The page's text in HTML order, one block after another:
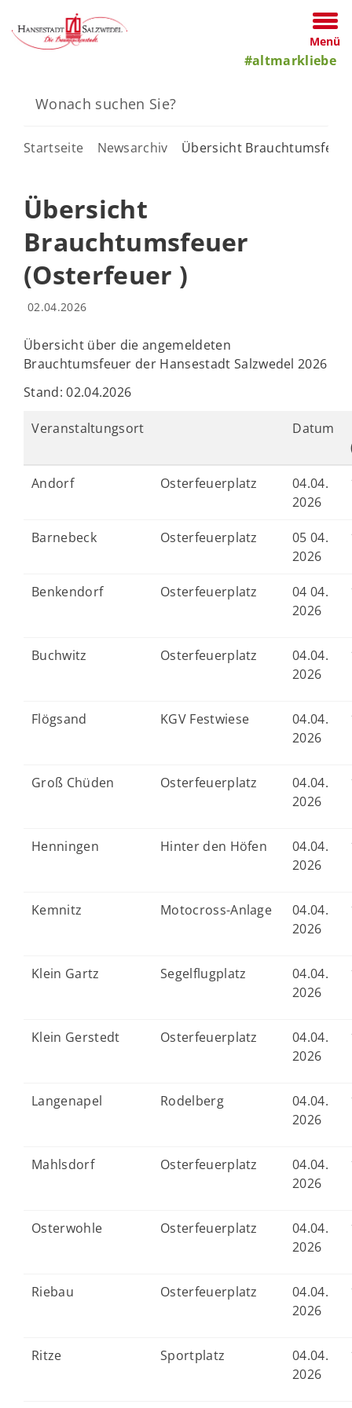
Menü
#altmarkliebe
Startseite Newsarchiv Übersicht
Übersicht
Brauchtumsfeuer
(Osterfeuer )
02.04.2026
Übersicht über die angemeldeten
Brauchtumsfeuer der Hansestadt Salzwedel 2026
Stand: 02.04.2026
Veranstaltungsort
Datum
Andorf Osterfeuerplatz
04.04.
2026
Barnebeck Osterfeuerplatz
05 04.
2026
Benkendorf Osterfeuerplatz
04 04.
2026
Buchwitz Osterfeuerplatz
04.04.
2026
Flögsand KGV Festwiese
04.04.
2026
Groß Chüden Osterfeuerplatz
04.04.
2026
Henningen Hinter den Höfen
04.04.
2026
Kemnitz Motocross-Anlage
04.04.
2026
Klein Gartz Segelflugplatz
04.04.
2026
Klein Gerstedt Osterfeuerplatz
04.04.
2026
Langenapel Rodelberg
04.04.
2026
Mahlsdorf Osterfeuerplatz
04.04.
2026
Osterwohle Osterfeuerplatz
04.04.
2026
Riebau Osterfeuerplatz
04.04.
2026
Ritze Sportplatz
04.04.
2026